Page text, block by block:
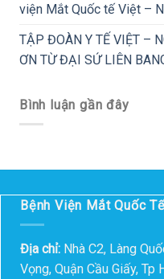
viện Mắt Quốc tế Việt –
TẬP ĐOÀN Y TẾ VIỆT –
ƠN TỪ ĐẠI SỨ LIÊN
Bình luận gần đây
Bệnh Viện Mắt Quốc
Địa chỉ: Nhà C2, Làng
Vọng, Quận Cầu Giấy, Tp